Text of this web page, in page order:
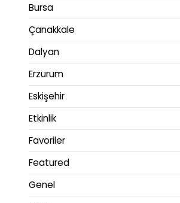
Bursa
Çanakkale
Dalyan
Erzurum
Eskişehir
Etkinlik
Favoriler
Featured
Genel